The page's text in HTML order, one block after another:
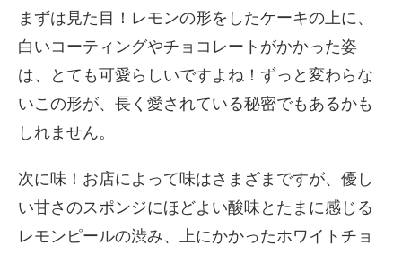
まずは見た目！レモンの形をしたケーキの上に、
白いコーティングやチョコレートがかかった姿
は、とても可愛らしいですよね！ずっと変わらな
いこの形が、長く愛されている秘密でもあるかも
しれません。
次に味！お店によって味はさまざまですが、優し
い甘さのスポンジにほどよい酸味とたまに感じる
レモンピールの渋み、上にかかったホワイトチョ